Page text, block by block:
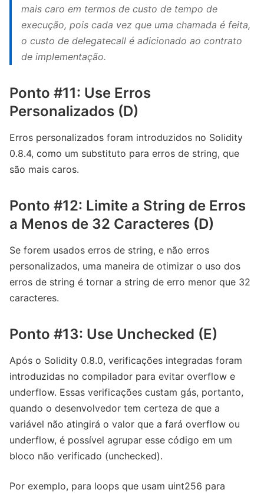
mais caro em termos de custo de tempo de
execução, pois cada vez que uma chamada é feita,
o custo de delegatecall é adicionado ao contrato
de implementação.
Ponto #11: Use Erros
Personalizados (D)
Erros personalizados foram introduzidos no Solidity
0.8.4, como um substituto para erros de string, que
são mais caros.
Ponto #12: Limite a String de Erros
a Menos de 32 Caracteres (D)
Se forem usados ​​erros de string, e não erros
personalizados, uma maneira de otimizar o uso dos
erros de string é tornar a string de erro menor que 32
caracteres.
Ponto #13: Use Unchecked (E)
Após o Solidity 0.8.0, verificações integradas foram
introduzidas no compilador para evitar overflow e
underflow. Essas verificações custam gás, portanto,
quando o desenvolvedor tem certeza de que a
variável não atingirá o valor que a fará overflow ou
underflow, é possível agrupar esse código em um
bloco não verificado (unchecked).
Por exemplo, para loops que usam uint256 para